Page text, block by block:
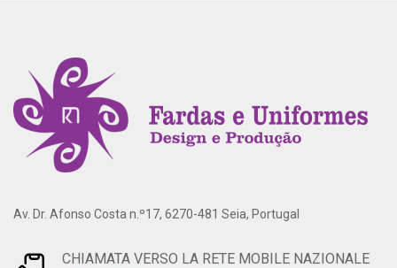
Av. Dr. Afonso Costa n.º17, 6270-481 Seia, Portugal
CHIAMATA VERSO LA RETE MOBILE NAZIONALE